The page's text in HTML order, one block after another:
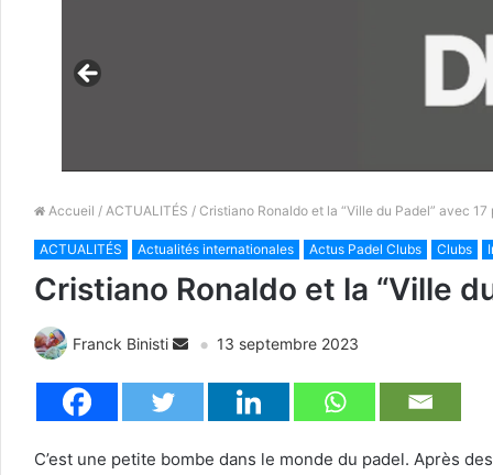
Accueil / ACTUALITÉS / Cristiano Ronaldo et la “Ville du Padel” avec 17
ACTUALITÉS Actualités internationales Actus Padel Clubs Clubs
Cristiano Ronaldo et la “Ville
Franck Binisti 13 septembre 2023
C’est une petite bombe dans le monde du padel. Après